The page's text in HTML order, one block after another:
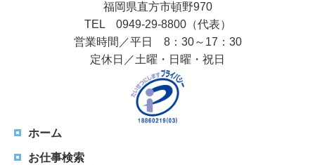
福岡県直方市頓野970
TEL 0949-29-8800（代表）
営業時間／平日 8：30～17：30
定休日／土曜・日曜・祝日
ホーム
お仕事検索